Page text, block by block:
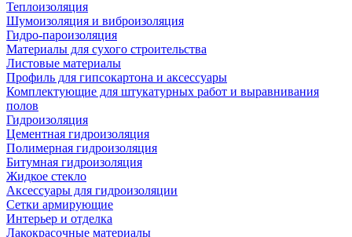
Теплоизоляция
Шумоизоляция и виброизоляция
Гидро-пароизоляция
Материалы для сухого строительства
Листовые материалы
Профиль для гипсокартона и аксессуары
Комплектующие для штукатурных работ и выравнивания
полов
Гидроизоляция
Цементная гидроизоляция
Полимерная гидроизоляция
Битумная гидроизоляция
Жидкое стекло
Аксессуары для гидроизоляции
Сетки армирующие
Интерьер и отделка
Лакокрасочные материалы